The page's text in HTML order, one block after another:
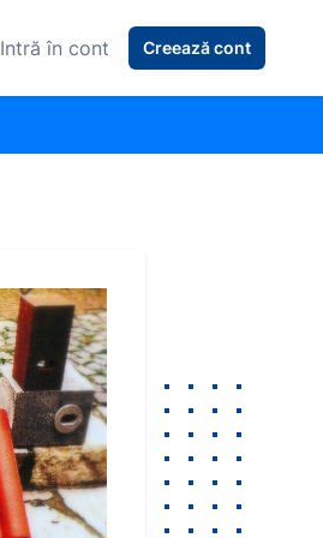
Intră în cont Creează cont